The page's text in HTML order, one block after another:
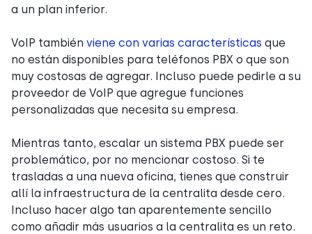
a un plan inferior.
VoIP también viene con varias características que
no están disponibles para teléfonos PBX o que son
muy costosas de agregar. Incluso puede pedirle a su
proveedor de VoIP que agregue funciones
personalizadas que necesita su empresa.
Mientras tanto, escalar un sistema PBX puede ser
problemático, por no mencionar costoso. Si te
trasladas a una nueva oficina, tienes que construir
allí la infraestructura de la centralita desde cero.
Incluso hacer algo tan aparentemente sencillo
como añadir más usuarios a la centralita es un reto.